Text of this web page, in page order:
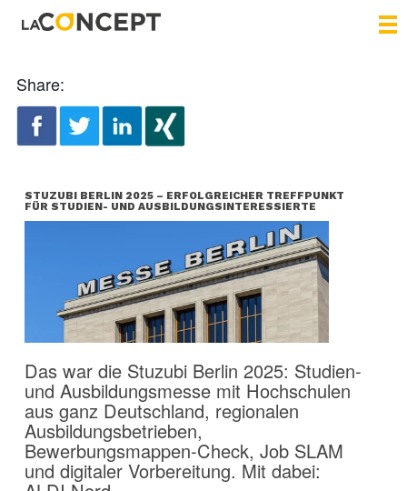
Share:
STUZUBI BERLIN 2025 – ERFOLGREICHER TREFFPUNKT
FÜR STUDIEN- UND AUSBILDUNGSINTERESSIERTE
Das war die Stuzubi Berlin 2025: Studien-
und Ausbildungsmesse mit Hochschulen
aus ganz Deutschland, regionalen
Ausbildungsbetrieben,
Bewerbungsmappen-Check, Job SLAM
und digitaler Vorbereitung. Mit dabei: